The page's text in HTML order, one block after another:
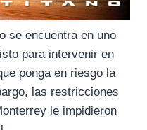
se encuentra en uno
para intervenir en
ponga en riesgo la
las restricciones
le impidieron